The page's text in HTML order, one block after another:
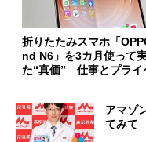
折りたたみスマホ「
nd N6」を3カ月使って
た“真価” 仕事とプライ
アマゾ
てみて